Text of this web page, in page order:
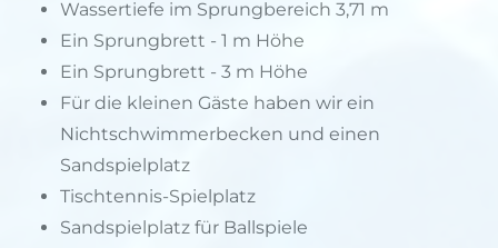
Wassertiefe im Sprungbereich 3,71 m
Ein Sprungbrett - 1 m Höhe
Ein Sprungbrett - 3 m Höhe
Für die kleinen Gäste haben wir ein
Nichtschwimmerbecken und einen
Sandspielplatz
Tischtennis-Spielplatz
Sandspielplatz für Ballspiele